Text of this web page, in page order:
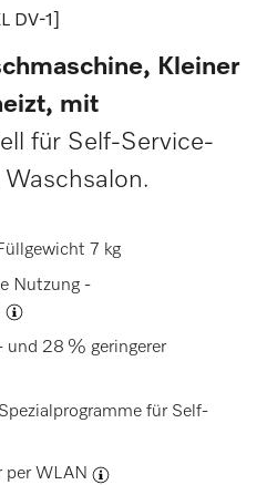
DV-1]
Kleiner
mit
für Self-Service-
7 kg
Nutzung -
und 28 % geringerer
für Self-
per WLAN